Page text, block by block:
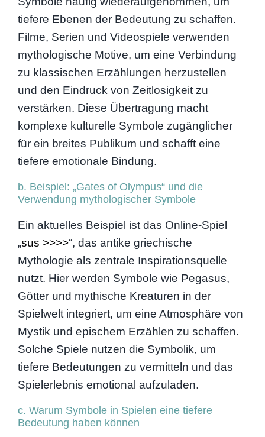
tiefere Ebenen der Bedeutung zu schaffen.
Filme, Serien und Videospiele verwenden
mythologische Motive, um eine Verbindung
zu klassischen Erzählungen herzustellen
und den Eindruck von Zeitlosigkeit zu
verstärken. Diese Übertragung macht
komplexe kulturelle Symbole zugänglicher
für ein breites Publikum und schafft eine
tiefere emotionale Bindung.
b. Beispiel: „Gates of Olympus“ und die
Verwendung mythologischer Symbole
Ein aktuelles Beispiel ist das Online-Spiel
„sus >>>>“, das antike griechische
Mythologie als zentrale Inspirationsquelle
nutzt. Hier werden Symbole wie Pegasus,
Götter und mythische Kreaturen in der
Spielwelt integriert, um eine Atmosphäre von
Mystik und epischem Erzählen zu schaffen.
Solche Spiele nutzen die Symbolik, um
tiefere Bedeutungen zu vermitteln und das
Spielerlebnis emotional aufzuladen.
c. Warum Symbole in Spielen eine tiefere
Bedeutung haben können